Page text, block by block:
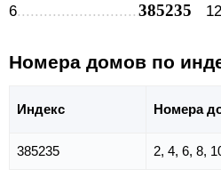
6 385235 12
Номера домов по
Индекс Номера
385235 2, 4, 6, 8,